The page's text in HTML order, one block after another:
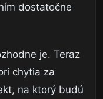
dostatočne
je. Teraz
chytia za
na ktorý budú